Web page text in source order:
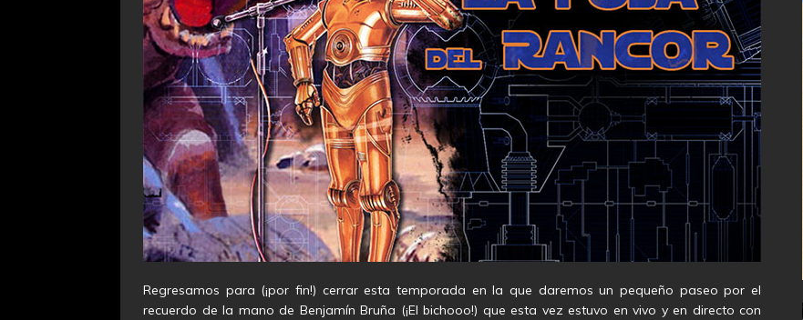
Regresamos para (¡por fin!) cerrar esta temporada en la que daremos un pequeño paseo por el
recuerdo de la mano de Benjamín Bruña (¡El bichooo!) que esta vez estuvo en vivo y en directo con